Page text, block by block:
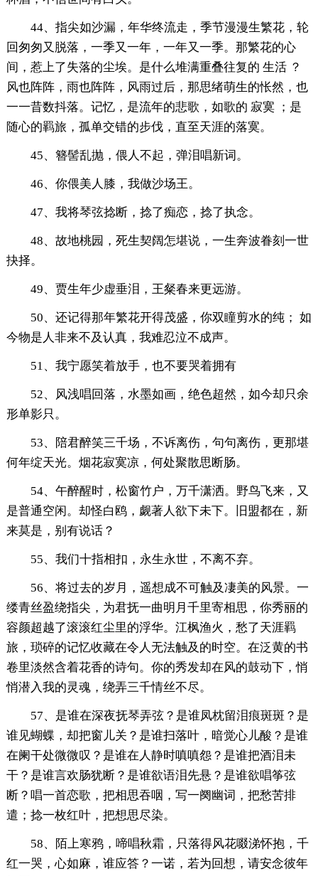
44、指尖如沙漏，年华终流走，季节漫漫生繁花，轮
回匆匆又脱落，一季又一年，一年又一季。那繁花的心
间，惹上了失落的尘埃。是什么堆满重叠往复的 生活 ？
风也阵阵，雨也阵阵，风雨过后，那思绪萌生的怅然，也
一一昔数抖落。记忆，是流年的悲歌，如歌的 寂寞 ；是
随心的羁旅，孤单交错的步伐，直至天涯的落寞。
45、簪髻乱抛，偎人不起，弹泪唱新词。
46、你偎美人膝，我做沙场王。
47、我将琴弦捻断，捻了痴恋，捻了执念。
48、故地桃园，死生契阔怎堪说，一生奔波眷刻一世
抉择。
49、贾生年少虚垂泪，王粲春来更远游。
50、还记得那年繁花开得茂盛，你双瞳剪水的纯； 如
今物是人非来不及认真，我难忍泣不成声。
51、我宁愿笑着放手，也不要哭着拥有
52、风浅唱回落，水墨如画，绝色超然，如今却只余
形单影只。
53、陪君醉笑三千场，不诉离伤，句句离伤，更那堪
何年绽天光。烟花寂寞凉，何处聚散思断肠。
54、午醉醒时，松窗竹户，万千潇洒。野鸟飞来，又
是普通空闲。却怪白鸥，觑著人欲下未下。旧盟都在，新
来莫是，别有说话？
55、我们十指相扣，永生永世，不离不弃。
56、将过去的岁月，遥想成不可触及凄美的风景。一
缕青丝盈绕指尖，为君抚一曲明月千里寄相思，你秀丽的
容颜超越了滚滚红尘里的浮华。江枫渔火，愁了天涯羁
旅，琐碎的记忆收藏在令人无法触及的时空。在泛黄的书
卷里淡然含着花香的诗句。你的秀发却在风的鼓动下，悄
悄潜入我的灵魂，绕弄三千情丝不尽。
57、是谁在深夜抚琴弄弦？是谁凤枕留泪痕斑斑？是
谁见蝴蝶，却把窗儿关？是谁扫落叶，暗觉心儿酸？是谁
在阑干处微微叹？是谁在人静时嗔嗔怨？是谁把酒泪未
干？是谁言欢肠犹断？是谁欲语泪先悬？是谁欲唱筝弦
断？唱一首恋歌，把相思吞咽，写一阕幽词，把愁苦排
遣；捻一枚红叶，把想思尽染。
58、陌上寒鸦，啼唱秋霜，只落得风花啜涕怀抱，千
红一哭，心如麻，谁应答？一诺，若为回想，请安念彼年